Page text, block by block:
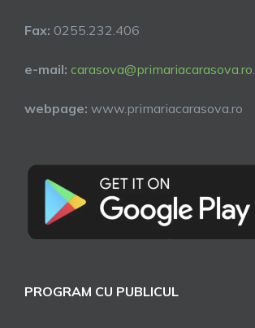
Fax: 0255.232.406
e-mail: carasova@primariacarasova.ro.
webpage: www.primariacarasova.ro
PROGRAM CU PUBLICUL